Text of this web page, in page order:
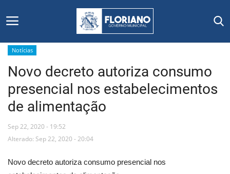
Início
Editais
Floriano
Notícias
Novo decreto autoriza consumo
presencial nos estabelecimentos
de alimentação
Sep 22, 2020 - 19:52
Alterado: Sep 22, 2020 - 20:04
Novo decreto autoriza consumo presencial nos